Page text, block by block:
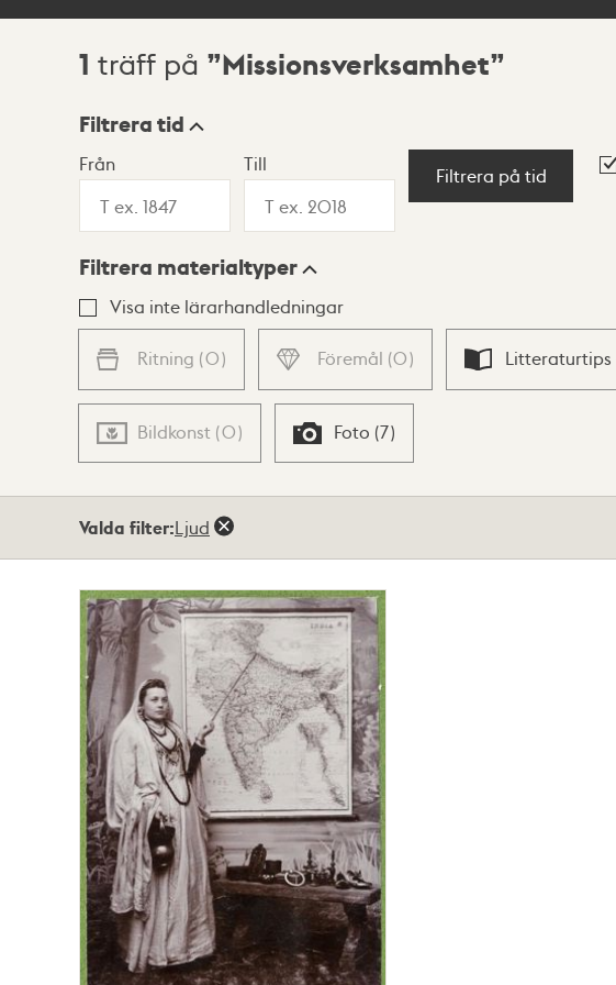
Sökresultat
1 träff på Missionsverksamhet
Visningsläge
Lista Karta
Filtrera tid
Från Till
Filtrera på tid
Filtrera materialtyper
Visa inte lärarhandledningar
Ritning (0) Föremål (0) Litteraturtips
Bildkonst (0) Foto (7)
Valda filter:Ljud